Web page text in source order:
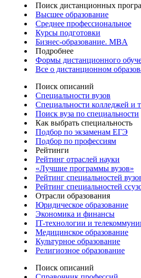
Поиск дистанционных
Высшее образование
Среднее профессиональное
Курсы подготовки
Бизнес-образование. MBA
Подробнее
Формы дистанционного
Все о дистанционном
Поиск описаний
Специальности вузов
Специальности колледжей и
Поиск вуза по специальности
Как выбрать специальность
Подбор по экзаменам ЕГЭ
Подбор по профессиям
Рейтинги
Рейтинг отраслей науки
«Лучшие программы вузов»
Рейтинг специальностей
Рейтинг специальностей
Отрасли образования
Юридическое образование
Экономика и финансы
IT-технологии и
Медицинское образование
Культурное образование
Религиозное образование
Поиск описаний